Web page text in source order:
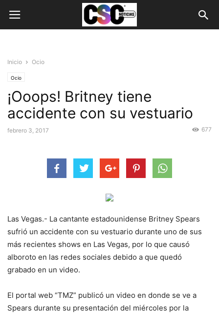
Inicio Ocio
Ocio
¡Ooops! Britney tiene
accidente con su vestuario
febrero 3, 2017 677
Las Vegas.- La cantante estadounidense Britney Spears
sufrió un accidente con su vestuario durante uno de sus
más recientes shows en Las Vegas, por lo que causó
alboroto en las redes sociales debido a que quedó
grabado en un video.
El portal web “TMZ” publicó un video en donde se ve a
Spears durante su presentación del miércoles por la